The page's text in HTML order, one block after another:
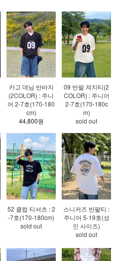
카고 데님 반바지
(2COLOR) : 주니
어 2-7호(170-180
cm)
44,800원
09 반팔 져지티(2
COLOR) : 주니어
2-7호(170-180c
m)
sold out
52 클럽 티셔츠 : 2
-7호(170-180cm)
sold out
스니커즈 반팔티 :
주니어 5-19호(성
인 사이즈)
sold out